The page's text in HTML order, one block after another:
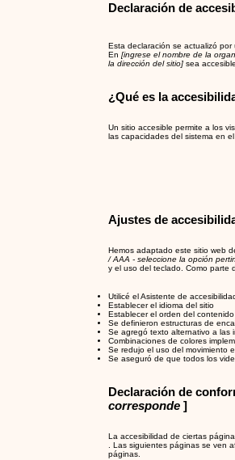
Declaración de
Esta declaración se actualizó
En[ingrese el nombre de la
la dirección del sitio] sea
¿Qué es la
Un sitio accesible permite a los
las capacidades del sistema en
Ajustes de
Hemos adaptado este sitio web
/ AAA - seleccione la opción
y el uso del teclado. Como parte
Utilicé el Asistente de
Establecer el idioma del sitio
Establecer el orden del
Se definieron estructuras de
Se agregó texto alternativo a las
Combinaciones de colores
Se redujo el uso del movimiento
Se aseguró de que todos los
Declaración de
corresponde ]
La accesibilidad de ciertas
. Las siguientes páginas se ven
páginas.